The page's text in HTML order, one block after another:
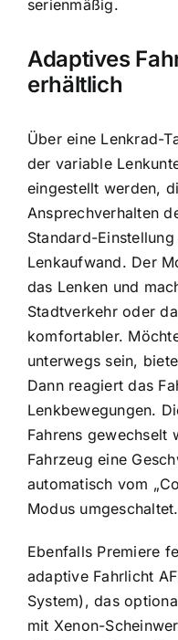
serienmäßig.
Adaptives
erhältlich
Über eine Lenkrad-
der variable
eingestellt werden,
Ansprechverhalten
Standard-
Lenkaufwand. Der
das Lenken und
Stadtverkehr oder
komfortabler.
unterwegs sein,
Dann reagiert das
Lenkbewegungen.
Fahrens gewechselt
Fahrzeug eine
automatisch vom
Modus umgeschaltet.
Ebenfalls Premiere
adaptive Fahrlicht
System), das
mit Xenon-